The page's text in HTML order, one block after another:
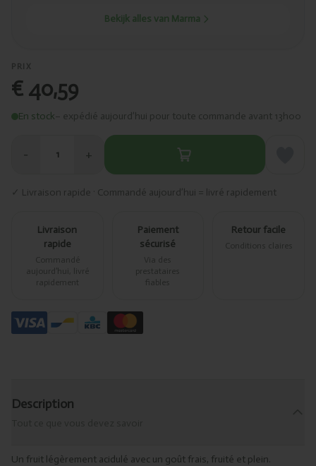
Bekijk alles van Marma
PRIX
€ 40,59
En stock– expédié aujourd’hui pour toute commande avant 13h00
− 1 +
✓ Livraison rapide · Commandé aujourd’hui = livré rapidement
Livraison
rapide
Commandé
aujourd’hui, livré
rapidement
Paiement
sécurisé
Via des
prestataires
fiables
Retour facile
Conditions claires
Description
Un fruit légèrement acidulé avec un goût frais, fruité et plein.